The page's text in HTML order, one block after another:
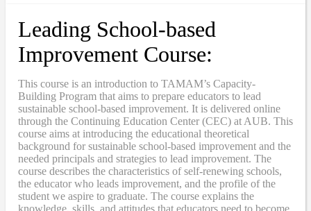
Leading School-based
Improvement Course:
This course is an introduction to TAMAM’s Capacity-
Building Program that aims to prepare educators to lead
sustainable school-based improvement. It is delivered online
through the Continuing Education Center (CEC) at AUB. This
course aims at introducing the educational theoretical
background for sustainable school-based improvement and the
needed principals and strategies to lead improvement. The
course describes the characteristics of self-renewing schools,
the educator who leads improvement, and the profile of the
student we aspire to graduate. The course explains the
knowledge, skills, and attitudes that educators need to become